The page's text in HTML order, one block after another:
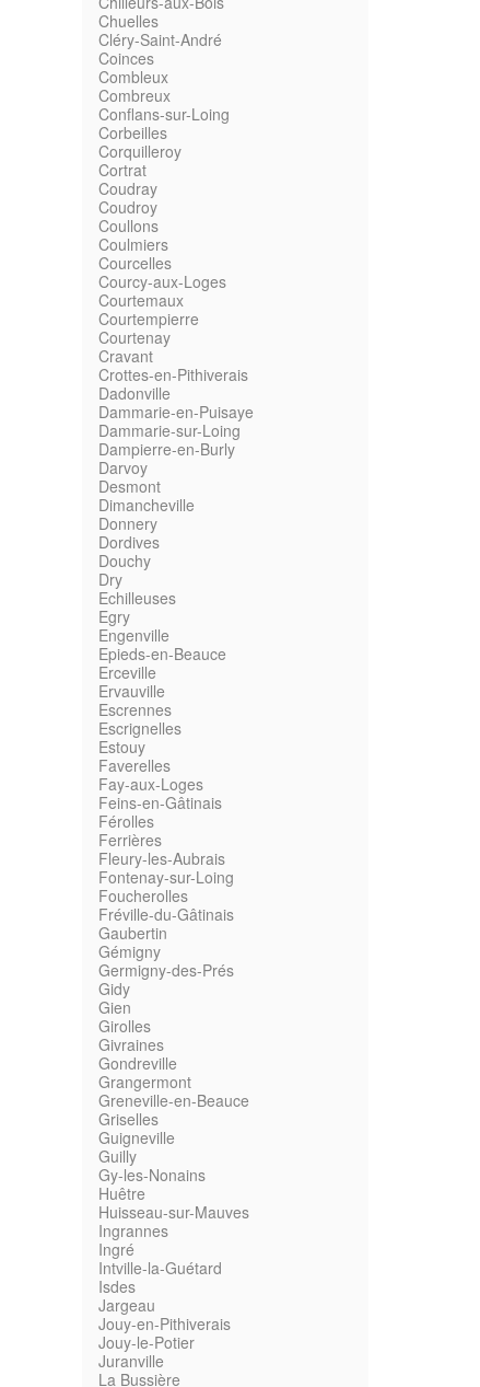
Chuelles
Cléry-Saint-André
Coinces
Combleux
Combreux
Conflans-sur-Loing
Corbeilles
Corquilleroy
Cortrat
Coudray
Coudroy
Coullons
Coulmiers
Courcelles
Courcy-aux-Loges
Courtemaux
Courtempierre
Courtenay
Cravant
Crottes-en-Pithiverais
Dadonville
Dammarie-en-Puisaye
Dammarie-sur-Loing
Dampierre-en-Burly
Darvoy
Desmont
Dimancheville
Donnery
Dordives
Douchy
Dry
Echilleuses
Egry
Engenville
Epieds-en-Beauce
Erceville
Ervauville
Escrennes
Escrignelles
Estouy
Faverelles
Fay-aux-Loges
Feins-en-Gâtinais
Férolles
Ferrières
Fleury-les-Aubrais
Fontenay-sur-Loing
Foucherolles
Fréville-du-Gâtinais
Gaubertin
Gémigny
Germigny-des-Prés
Gidy
Gien
Girolles
Givraines
Gondreville
Grangermont
Greneville-en-Beauce
Griselles
Guigneville
Guilly
Gy-les-Nonains
Huêtre
Huisseau-sur-Mauves
Ingrannes
Ingré
Intville-la-Guétard
Isdes
Jargeau
Jouy-en-Pithiverais
Jouy-le-Potier
Juranville
La Bussière